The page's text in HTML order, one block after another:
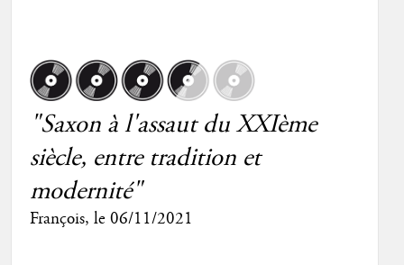
"Saxon à l'assaut du XXIème
siècle, entre tradition et
modernité"
François, le 06/11/2021